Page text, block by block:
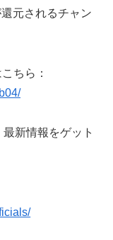
元されるチャン
ちら：
新情報をゲット